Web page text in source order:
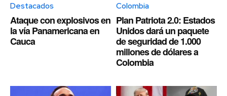
Destacados
Ataque con explosivos en
la vía Panamericana en
Cauca
Colombia
Plan Patriota 2.0: Estados
Unidos dará un paquete
de seguridad de 1.000
millones de dólares a
Colombia